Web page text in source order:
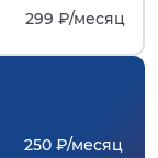
299 ₽/месяц
250 ₽/месяц